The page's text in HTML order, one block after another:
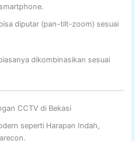
diputar (pan-tilt-zoom) sesuai
dikombinasikan sesuai
CCTV di Bekasi
seperti Harapan Indah,